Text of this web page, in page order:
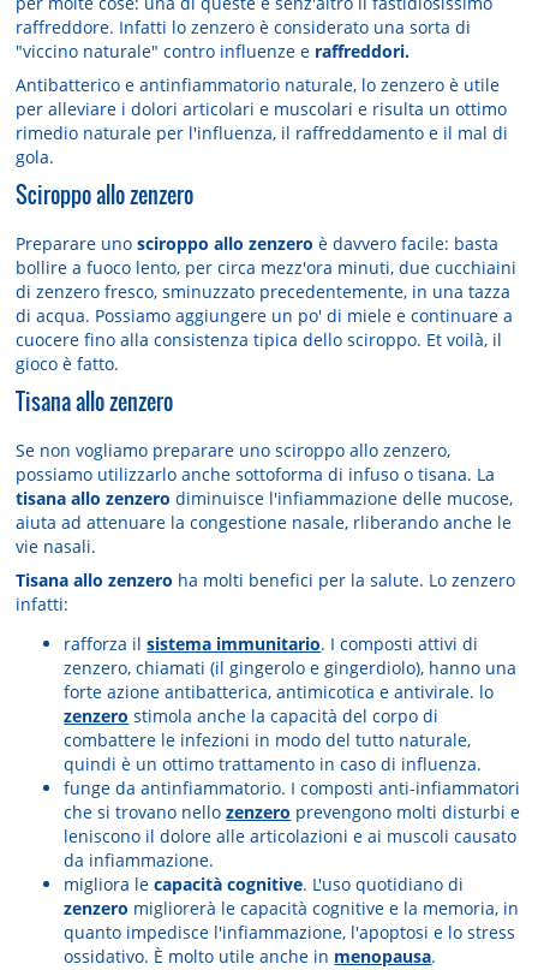
raffreddore. Infatti lo zenzero è considerato una sorta di
"viccino naturale" contro influenze e raffreddori.
Antibatterico e antinfiammatorio naturale, lo zenzero è utile
per alleviare i dolori articolari e muscolari e risulta un ottimo
rimedio naturale per l'influenza, il raffreddamento e il mal di
gola.
Sciroppo allo zenzero
Preparare unosciroppo allo zenzero è davvero facile: basta
bollire a fuoco lento, per circa mezz'ora minuti, due cucchiaini
di zenzero fresco, sminuzzato precedentemente, in una tazza
di acqua. Possiamo aggiungere un po' di miele e continuare a
cuocere fino alla consistenza tipica dello sciroppo. Et voilà, il
gioco è fatto.
Tisana allo zenzero
Se non vogliamo preparare uno sciroppo allo zenzero,
possiamo utilizzarlo anche sottoforma di infuso o tisana. La
tisana allo zenzero diminuisce l'infiammazione delle mucose,
aiuta ad attenuare la congestione nasale, rliberando anche le
vie nasali.
Tisana allo zenzero ha molti benefici per la salute. Lo zenzero
infatti:
rafforza ilsistema immunitario. I composti attivi di
zenzero, chiamati (il gingerolo e gingerdiolo), hanno una
forte azione antibatterica, antimicotica e antivirale. lo
zenzero stimola anche la capacità del corpo di
combattere le infezioni in modo del tutto naturale,
quindi è un ottimo trattamento in caso di influenza.
funge da antinfiammatorio. I composti anti-infiammatori
che si trovano nellozenzero prevengono molti disturbi e
leniscono il dolore alle articolazioni e ai muscoli causato
da infiammazione.
migliora lecapacità cognitive. L'uso quotidiano di
zenzero migliorerà le capacità cognitive e la memoria, in
quanto impedisce l'infiammazione, l'apoptosi e lo stress
ossidativo. È molto utile anche in menopausa.